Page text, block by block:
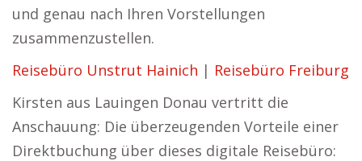
und genau nach Ihren Vorstellungen
zusammenzustellen.
Reisebüro Unstrut Hainich | Reisebüro Freiburg
Kirsten aus Lauingen Donau vertritt die
Anschauung: Die überzeugenden Vorteile einer
Direktbuchung über dieses digitale Reisebüro: